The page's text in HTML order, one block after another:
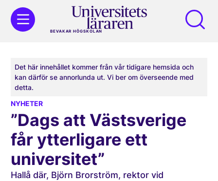
BEVAKAR HÖGSKOLAN
Det här innehållet kommer från vår tidigare hemsida och
kan därför se annorlunda ut. Vi ber om överseende med
detta.
NYHETER
”Dags att Västsverige
får ytterligare ett
universitet”
Hallå där, Björn Brorström, rektor vid